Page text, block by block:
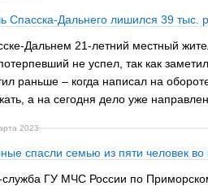
Спасска-Дальнего лишился 39 тыс.
Дальнем 21-летний местный
не успел, так как
раньше – когда написал на
а на сегодня дело уже
2023
спасли семью из пяти человек
служба ГУ МЧС России по